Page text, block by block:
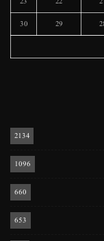
29
30
2134
1096
660
653